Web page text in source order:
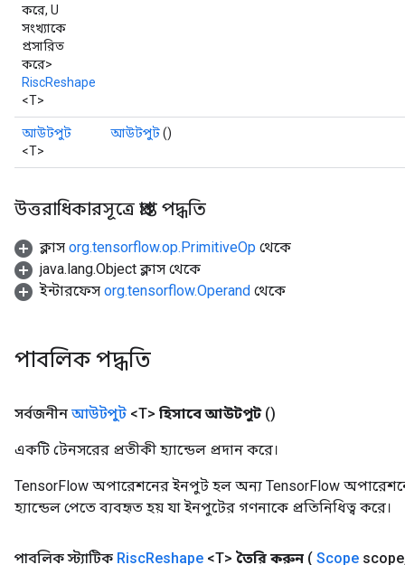
করে, U
সংখ্যাকে
প্রসারিত
করে>
RiscReshape
<T>
আউটপুট
<T>
আউটপুট()
উত্তরাধিকারসূত্রে প্রাপ্ত পদ্ধতি
ক্লাস org.tensorflow.op.PrimitiveOp থেকে
java.lang.Object ক্লাস থেকে
ইন্টারফেস org.tensorflow.Operand থেকে
পাবলিক পদ্ধতি
সর্বজনীন আউটপুট <T> হিসাবে আউটপুট ()
একটি টেনসরের প্রতীকী হ্যান্ডেল প্রদান করে।
TensorFlow অপারেশনের ইনপুট হল অন্য TensorFlow
হ্যান্ডেল পেতে ব্যবহৃত হয় যা ইনপুটের গণনাকে প্রতিনিধিত্ব করে।
পাবলিক স্ট্যাটিক RiscReshape <T> তৈরি করুন ( Scope scope